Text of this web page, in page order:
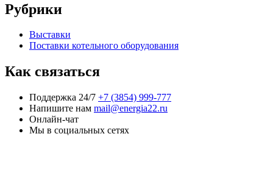
Рубрики
Выставки
Поставки котельного оборудования
Как связаться
Поддержка 24/7 +7 (3854) 999-777
Напишите нам mail@energia22.ru
Онлайн-чат
Мы в социальных сетях